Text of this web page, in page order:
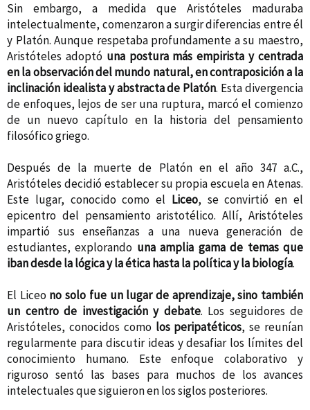
Sin embargo, a medida que Aristóteles maduraba
intelectualmente, comenzaron a surgir diferencias entre él
y Platón. Aunque respetaba profundamente a su maestro,
Aristóteles adoptó una postura más empirista y centrada
en la observación del mundo natural, en contraposición a la
inclinación idealista y abstracta de Platón. Esta divergencia
de enfoques, lejos de ser una ruptura, marcó el comienzo
de un nuevo capítulo en la historia del pensamiento
filosófico griego.
Después de la muerte de Platón en el año 347 a.C.,
Aristóteles decidió establecer su propia escuela en Atenas.
Este lugar, conocido como el Liceo, se convirtió en el
epicentro del pensamiento aristotélico. Allí, Aristóteles
impartió sus enseñanzas a una nueva generación de
estudiantes, explorando una amplia gama de temas que
iban desde la lógica y la ética hasta la política y la biología.
El Liceo no solo fue un lugar de aprendizaje, sino también
un centro de investigación y debate. Los seguidores de
Aristóteles, conocidos como los peripatéticos, se reunían
regularmente para discutir ideas y desafiar los límites del
conocimiento humano. Este enfoque colaborativo y
riguroso sentó las bases para muchos de los avances
intelectuales que siguieron en los siglos posteriores.